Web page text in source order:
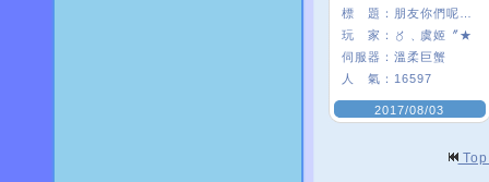
標 題：
玩 家：
〥﹑虞姬〞★
伺服器： 溫柔巨蟹
人 氣： 16597
2017/08/03